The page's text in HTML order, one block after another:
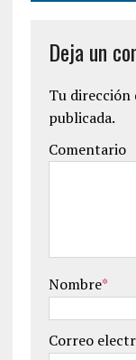
Deja un
Tu dirección
publicada.
Comentario
Nombre*
Correo